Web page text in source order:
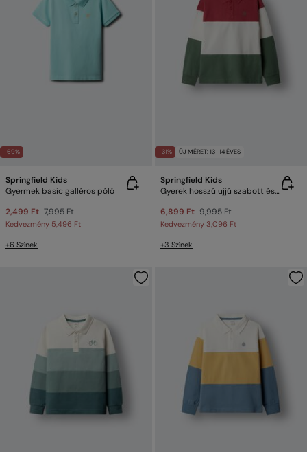
-69%
Springfield Kids
Gyermek basic galléros póló
2,499 Ft 7,995 Ft
Kedvezmény 5,496 Ft
+6 Színek
-31% ÚJ MÉRET: 13–14 ÉVES
Springfield Kids
Gyerek hosszú ujjú szabott és varrott galléros póló
6,899 Ft 9,995 Ft
Kedvezmény 3,096 Ft
+3 Színek